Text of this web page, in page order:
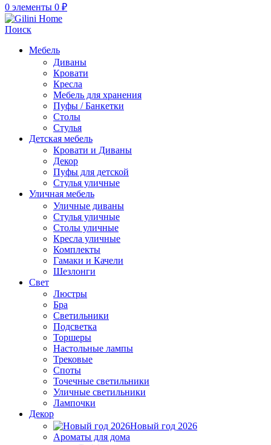
0 элементы 0 ₽
Поиск
Мебель
Диваны
Кровати
Кресла
Мебель для хранения
Пуфы / Банкетки
Столы
Стулья
Детская мебель
Кровати и Диваны
Декор
Пуфы для детской
Стулья уличные
Уличная мебель
Уличные диваны
Стулья уличные
Столы уличные
Кресла уличные
Комплекты
Гамаки и Качели
Шезлонги
Свет
Люстры
Бра
Светильники
Подсветка
Торшеры
Настольные лампы
Трековые
Споты
Точечные светильники
Уличные светильники
Лампочки
Декор
Новый год 2026
Ароматы для дома